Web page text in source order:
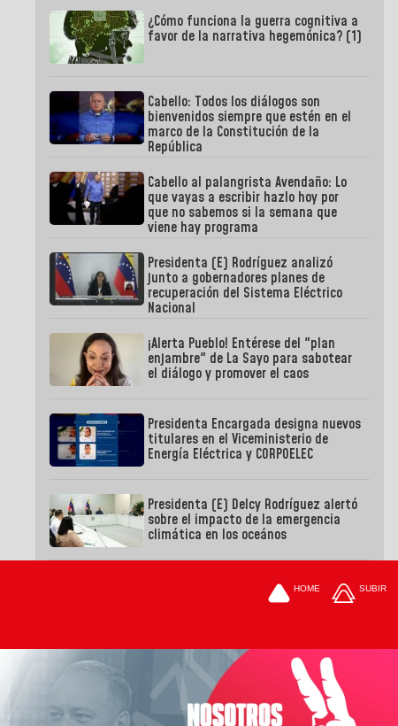
¿Cómo funciona la guerra cognitiva a
favor de la narrativa hegemónica? (1)
Cabello: Todos los diálogos son
bienvenidos siempre que estén en el
marco de la Constitución de la
República
Cabello al palangrista Avendaño: Lo
que vayas a escribir hazlo hoy por
que no sabemos si la semana que
viene hay programa
Presidenta (E) Rodríguez analizó
junto a gobernadores planes de
recuperación del Sistema Eléctrico
Nacional
¡Alerta Pueblo! Entérese del "plan
enjambre" de La Sayo para sabotear
el diálogo y promover el caos
Presidenta Encargada designa nuevos
titulares en el Viceministerio de
Energía Eléctrica y CORPOELEC
Presidenta (E) Delcy Rodríguez alertó
sobre el impacto de la emergencia
climática en los oceános
HOME SUBIR